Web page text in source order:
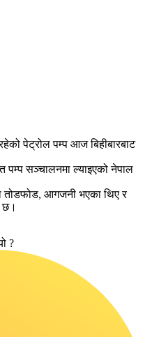
पेट्रोल पम्प आज बिहीबारबाट
पम्प सञ्चालनमा ल्याइएको नेपाल
तोडफोड, आगजनी भएका थिए र
छ।
?